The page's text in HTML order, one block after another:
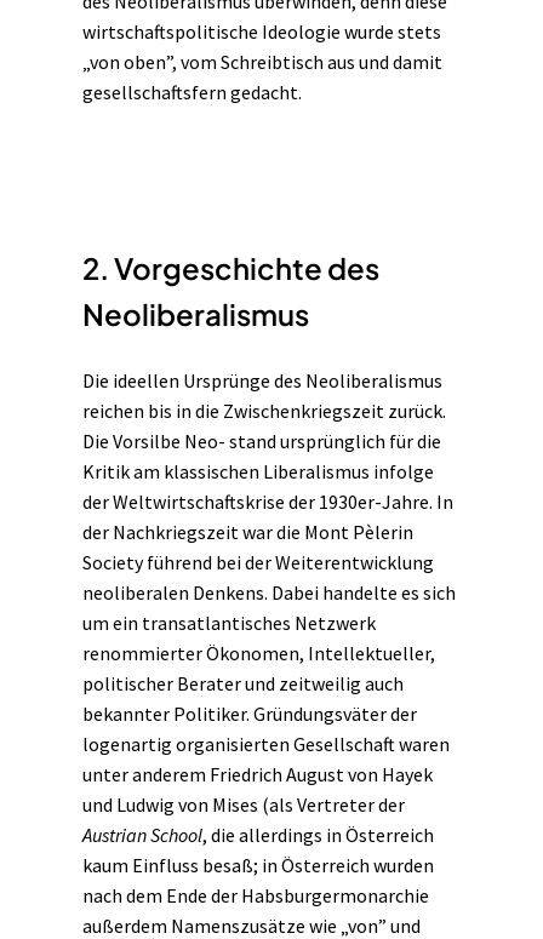
wirtschaftspolitische Ideologie wurde stets
„von oben”, vom Schreibtisch aus und damit
gesellschaftsfern gedacht.
2. Vorgeschichte des
Neoliberalismus
Die ideellen Ursprünge des Neoliberalismus
reichen bis in die Zwischenkriegszeit zurück.
Die Vorsilbe Neo- stand ursprünglich für die
Kritik am klassischen Liberalismus infolge
der Weltwirtschaftskrise der 1930er-Jahre. In
der Nachkriegszeit war die Mont Pèlerin
Society führend bei der Weiterentwicklung
neoliberalen Denkens. Dabei handelte es sich
um ein transatlantisches Netzwerk
renommierter Ökonomen, Intellektueller,
politischer Berater und zeitweilig auch
bekannter Politiker. Gründungsväter der
logenartig organisierten Gesellschaft waren
unter anderem Friedrich August von Hayek
und Ludwig von Mises (als Vertreter der
Austrian School, die allerdings in Österreich
kaum Einfluss besaß; in Österreich wurden
nach dem Ende der Habsburgermonarchie
außerdem Namenszusätze wie „von” und